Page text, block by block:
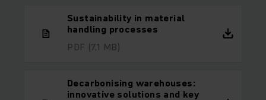
Sustainability in material
handling processes
PDF (7,1 MB)
Decarbonising warehouses:
innovative solutions and key